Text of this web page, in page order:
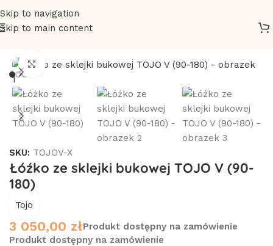
Skip to navigation
Skip to main content
Click to enlarge
SKU: TOJOV-X
Łóźko ze sklejki bukowej TOJO V (90-
180)
Tojo
3 050,00 złProdukt dostępny na zamówienie
Produkt dostępny na zamówienie